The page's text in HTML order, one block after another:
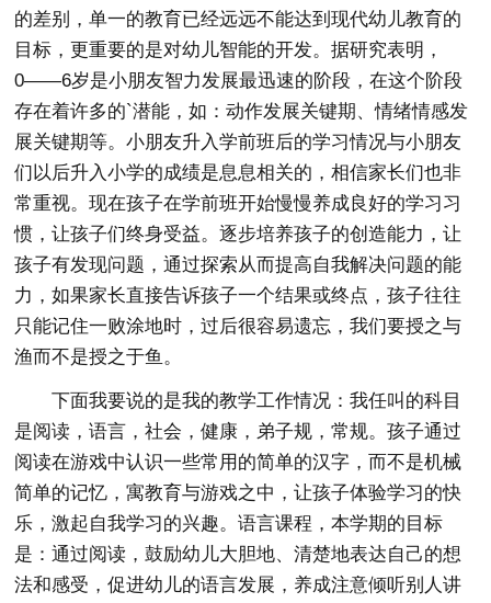
的差别，单一的教育已经远远不能达到现代幼儿教育的
目标，更重要的是对幼儿智能的开发。据研究表明，
0――6岁是小朋友智力发展最迅速的阶段，在这个阶段
存在着许多的`潜能，如：动作发展关键期、情绪情感发
展关键期等。小朋友升入学前班后的学习情况与小朋友
们以后升入小学的成绩是息息相关的，相信家长们也非
常重视。现在孩子在学前班开始慢慢养成良好的学习习
惯，让孩子们终身受益。逐步培养孩子的创造能力，让
孩子有发现问题，通过探索从而提高自我解决问题的能
力，如果家长直接告诉孩子一个结果或终点，孩子往往
只能记住一败涂地时，过后很容易遗忘，我们要授之与
渔而不是授之于鱼。
下面我要说的是我的教学工作情况：我任叫的科目
是阅读，语言，社会，健康，弟子规，常规。孩子通过
阅读在游戏中认识一些常用的简单的汉字，而不是机械
简单的记忆，寓教育与游戏之中，让孩子体验学习的快
乐，激起自我学习的兴趣。语言课程，本学期的目标
是：通过阅读，鼓励幼儿大胆地、清楚地表达自己的想
法和感受，促进幼儿的语言发展，养成注意倾听别人讲